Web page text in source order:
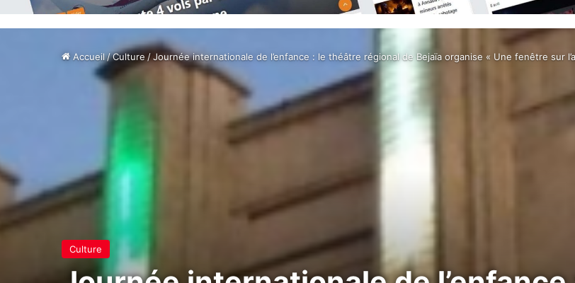
Accueil/Culture /Journée internationale de l’enfance : le théâtre régional de Bejaïa organise « Une fenêtre sur
Culture